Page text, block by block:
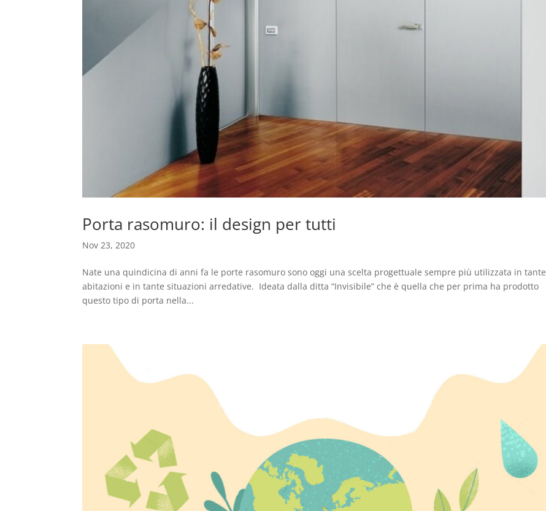
Porta rasomuro: il design per tutti
Nov 23, 2020
Nate una quindicina di anni fa le porte rasomuro sono oggi una scelta progettuale sempre più utilizzata in tante
abitazioni e in tante situazioni arredative. Ideata dalla ditta “Invisibile” che è quella che per prima ha prodotto
questo tipo di porta nella...